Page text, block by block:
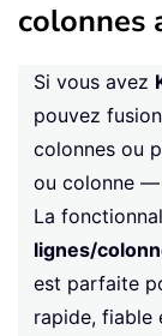
colonnes
Si vous avez
pouvez
colonnes ou
ou colonne —
La
lignes/
est parfaite
rapide, fiable